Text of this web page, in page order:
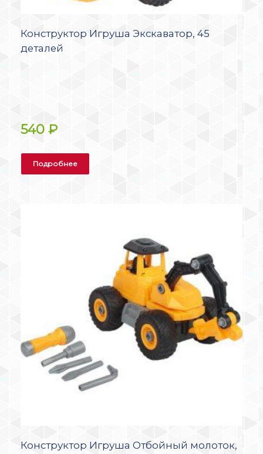
Конструктор Игруша Экскаватор, 45
деталей
540 ₽
Подробнее
Конструктор Игруша Отбойный молоток,